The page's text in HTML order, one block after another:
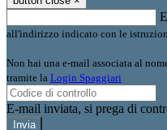
all'indirizzo indicato con le
Non hai una e-mail associata al
tramite la Login Spaggiari
E-mail inviata, si prega di